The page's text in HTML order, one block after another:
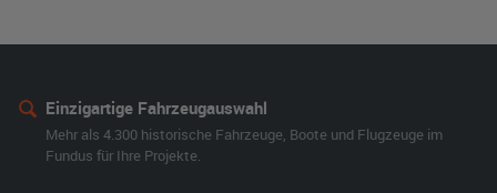
Einzigartige Fahrzeugauswahl
Mehr als 4.300 historische Fahrzeuge, Boote und Flugzeuge im
Fundus für Ihre Projekte.